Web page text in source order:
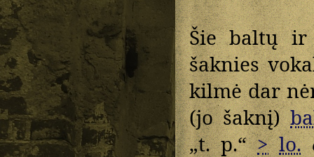
Šie baltų ir
šaknies
kilmė dar
(jo šaknį)
„t. p.“> lo.